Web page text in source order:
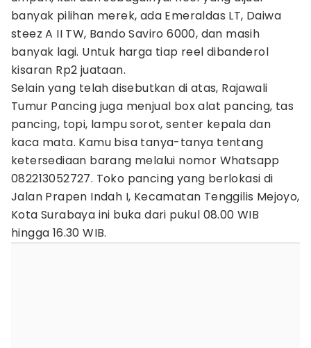
banyak pilihan merek, ada Emeraldas LT, Daiwa
steez A II TW, Bando Saviro 6000, dan masih
banyak lagi. Untuk harga tiap reel dibanderol
kisaran Rp2 juataan.
Selain yang telah disebutkan di atas, Rajawali
Tumur Pancing juga menjual box alat pancing, tas
pancing, topi, lampu sorot, senter kepala dan
kaca mata. Kamu bisa tanya-tanya tentang
ketersediaan barang melalui nomor Whatsapp
082213052727. Toko pancing yang berlokasi di
Jalan Prapen Indah I, Kecamatan Tenggilis Mejoyo,
Kota Surabaya ini buka dari pukul 08.00 WIB
hingga 16.30 WIB.